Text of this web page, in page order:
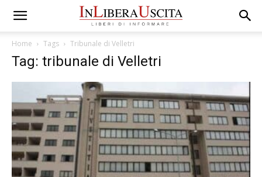
Home Tags Tribunale di Velletri
Tag: tribunale di Velletri